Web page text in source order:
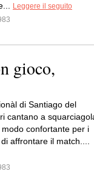
Leggere il seguito
gioco,
di Santiago del
cantano a
confortante per i
affrontare il match....